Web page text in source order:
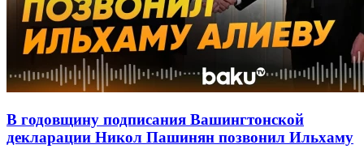
В годовщину подписания Вашингтонской
декларации Никол Пашинян позвонил Ильхаму